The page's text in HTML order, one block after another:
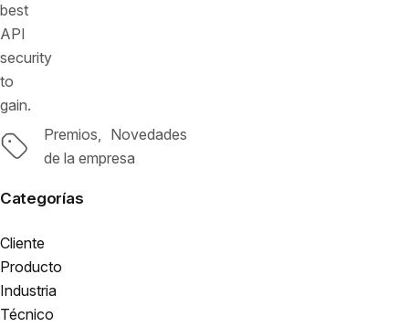
best
API
security
to
gain.
Etiquetas
Premios
Novedades
de la empresa
Categorías
Cliente
Producto
Industria
Técnico